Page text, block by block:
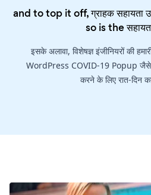
and to top it off, ग्राहक सहायता
so is the
इसके अलावा, विशेषज्ञ इंजीनियरों की
WordPress COVID-19 Popup
करने के लिए रात-दिन